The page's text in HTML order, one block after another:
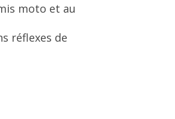
moto et au
réflexes de